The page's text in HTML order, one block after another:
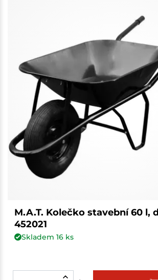
M.A.T. Kolečko stavební 60 l,
452021
Skladem 16ks